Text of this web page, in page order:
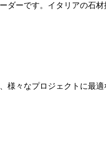
ダーです。イタリアの石
様々なプロジェクトに最